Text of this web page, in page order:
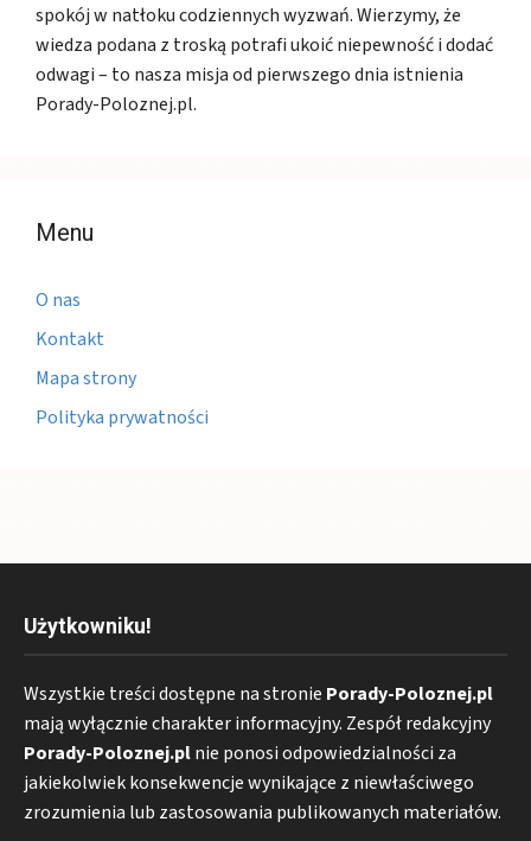
spokój w natłoku codziennych wyzwań. Wierzymy, że
wiedza podana z troską potrafi ukoić niepewność i dodać
odwagi – to nasza misja od pierwszego dnia istnienia
Porady-Poloznej.pl.
Menu
O nas
Kontakt
Mapa strony
Polityka prywatności
Użytkowniku!
Wszystkie treści dostępne na stronie Porady-Poloznej.pl
mają wyłącznie charakter informacyjny. Zespół redakcyjny
Porady-Poloznej.plnie ponosi odpowiedzialności za
jakiekolwiek konsekwencje wynikające z niewłaściwego
zrozumienia lub zastosowania publikowanych materiałów.